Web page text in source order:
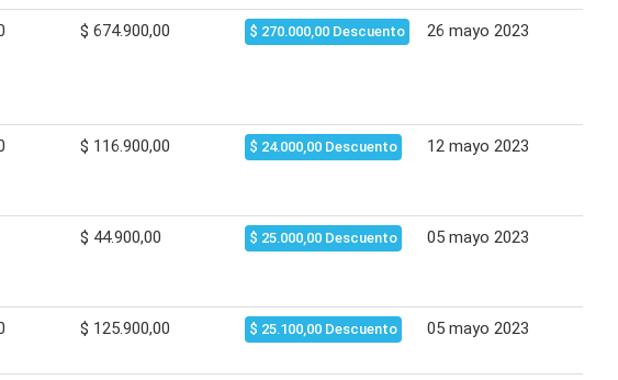
$ 674.900,00 $ 270.000,00 Descuento 26 mayo 2023
$ 116.900,00 $ 24.000,00 Descuento 12 mayo 2023
$ 44.900,00 $ 25.000,00 Descuento 05 mayo 2023
$ 125.900,00 $ 25.100,00 Descuento 05 mayo 2023